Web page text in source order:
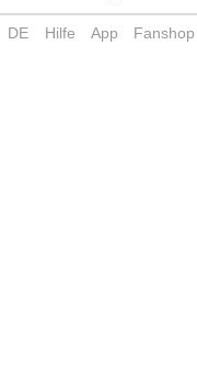
DE Hilfe App Fanshop